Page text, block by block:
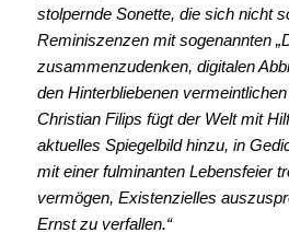
stolpernde Sonette, die sich nicht
Reminiszenzen mit sogenannten
zusammenzudenken, digitalen
den Hinterbliebenen
Christian Filips fügt der Welt mit
aktuelles Spiegelbild hinzu, in
mit einer fulminanten Lebensfeier
vermögen, Existenzielles
Ernst zu verfallen.“